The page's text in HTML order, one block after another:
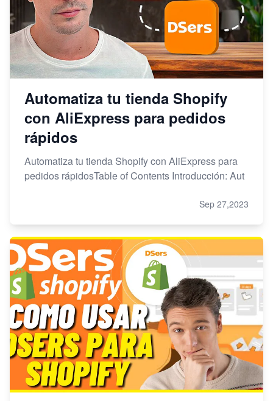
Automatiza tu tienda Shopify
con AliExpress para pedidos
rápidos
Automatiza tu tienda Shopify con AliExpress para
pedidos rápidosTable of Contents Introducción: Aut
Sep 27,2023